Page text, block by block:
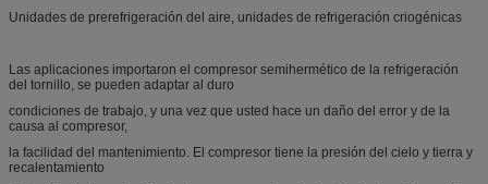
Unidades de prerefrigeración del aire, unidades de refrigeración criogénicas
Las aplicaciones importaron el compresor semihermético de la refrigeración
del tornillo, se pueden adaptar al duro
condiciones de trabajo, y una vez que usted hace un daño del error y de la
causa al compresor,
la facilidad del mantenimiento. El compresor tiene la presión del cielo y tierra y
recalentamiento